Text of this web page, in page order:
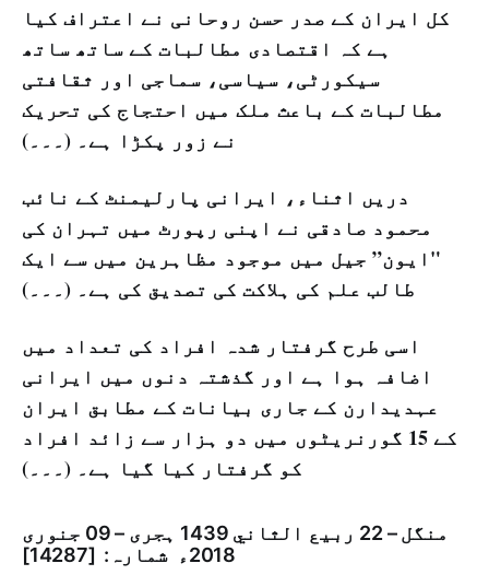
کل ایران کے صدر حسن روحانی نے اعتراف کیا
ہے کہ اقتصادی مطالبات کے ساتھ ساتھ
سیکورٹی، سیاسی، سماجی اور ثقافتی
مطالبات کے باعث ملک میں احتجاج کی تحریک
نے زور پکڑا ہے۔ (۔۔۔)
دریں اثناء، ایرانی پارلیمنٹ کے نائب
محمود صادقی نے اپنی رپورٹ میں تہران کی
"ایون” جیل میں موجود مظاہرین میں سے ایک
طالب علم کی ہلاکت کی تصدیق کی ہے۔ (۔۔۔)
اسی طرح گرفتار شدہ افراد کی تعداد میں
اضافہ ہوا ہے اور گذشتہ دنوں میں ایرانی
عہدیدارن کے جاری بیانات کے مطابق ایران
کے 15 گورنریٹوں میں دو ہزار سے زائد افراد
کو گرفتار کیا گیا ہے۔ (۔۔۔)
منگل – 22 ربيع الثاني 1439 ہجری – 09 جنوری
2018ء شمارہ: [14287]